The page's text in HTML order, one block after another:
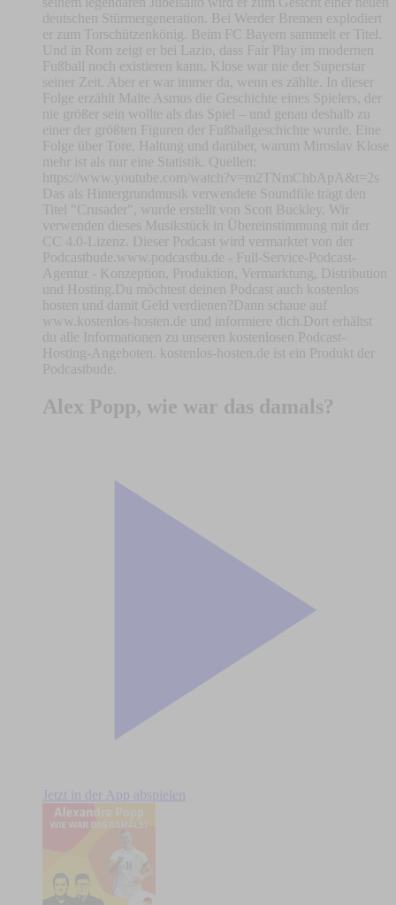
deutschen Stürmergeneration. Bei Werder Bremen explodiert
er zum Torschützenkönig. Beim FC Bayern sammelt er Titel.
Und in Rom zeigt er bei Lazio, dass Fair Play im modernen
Fußball noch existieren kann. Klose war nie der Superstar
seiner Zeit. Aber er war immer da, wenn es zählte. In dieser
Folge erzählt Malte Asmus die Geschichte eines Spielers, der
nie größer sein wollte als das Spiel – und genau deshalb zu
einer der größten Figuren der Fußballgeschichte wurde. Eine
Folge über Tore, Haltung und darüber, warum Miroslav Klose
mehr ist als nur eine Statistik. Quellen:
https://www.youtube.com/watch?v=m2TNmChbApA&t=2s
Das als Hintergrundmusik verwendete Soundfile trägt den
Titel "Crusader", wurde erstellt von Scott Buckley. Wir
verwenden dieses Musikstück in Übereinstimmung mit der
CC 4.0-Lizenz. Dieser Podcast wird vermarktet von der
Podcastbude.www.podcastbu.de - Full-Service-Podcast-
Agentur - Konzeption, Produktion, Vermarktung, Distribution
und Hosting.Du möchtest deinen Podcast auch kostenlos
hosten und damit Geld verdienen?Dann schaue auf
www.kostenlos-hosten.de und informiere dich.Dort erhältst
du alle Informationen zu unseren kostenlosen Podcast-
Hosting-Angeboten. kostenlos-hosten.de ist ein Produkt der
Podcastbude.
Alex Popp, wie war das damals?
Jetzt in der App abspielen